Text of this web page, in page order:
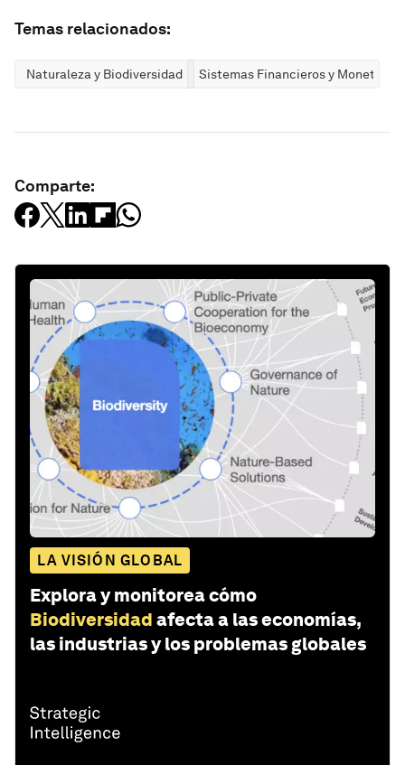
Temas relacionados:
Naturaleza y Biodiversidad Sistemas Financieros y Monetarios
Comparte:
LA VISIÓN GLOBAL
Explora y monitorea cómo
Biodiversidad afecta a las economías,
las industrias y los problemas globales